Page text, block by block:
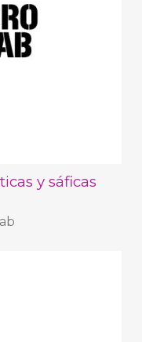
y sáficas